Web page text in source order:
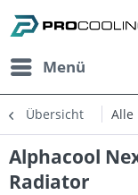
Menü
Übersicht Alle
Alphacool
Radiator